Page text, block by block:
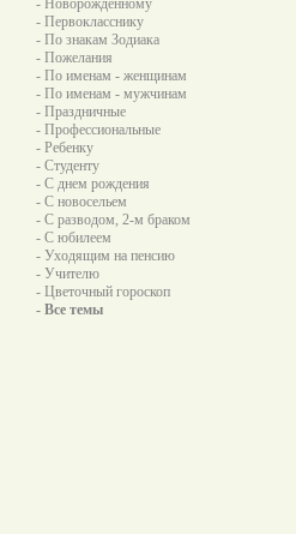
- Новорожденному
- Первокласснику
- По знакам Зодиака
- Пожелания
- По именам - женщинам
- По именам - мужчинам
- Праздничные
- Профессиональные
- Ребенку
- Студенту
- С днем рождения
- С новосельем
- С разводом, 2-м браком
- С юбилеем
- Уходящим на пенсию
- Учителю
- Цветочный гороскоп
- Все темы